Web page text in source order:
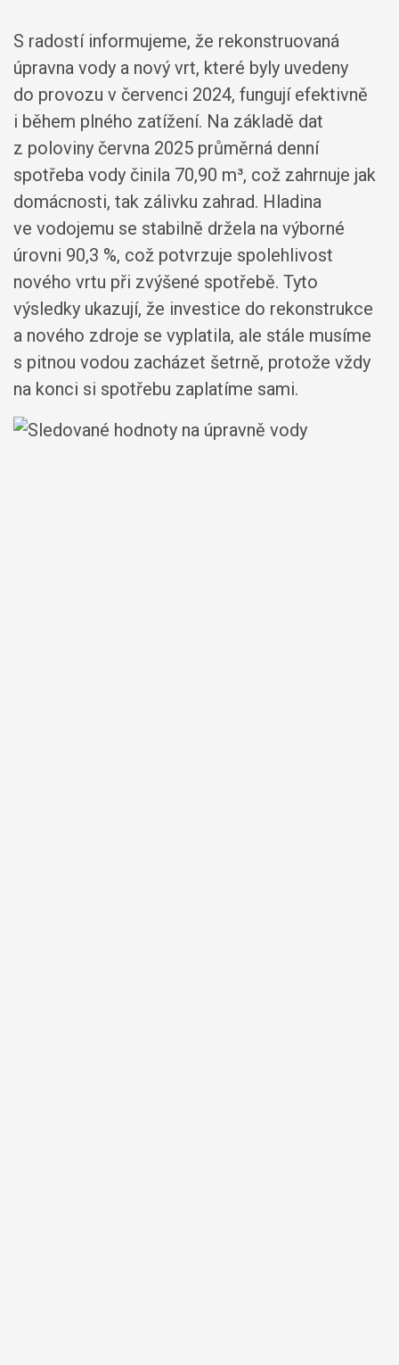
S radostí informujeme, že rekonstruovaná
úpravna vody a nový vrt, které byly uvedeny
do provozu v červenci 2024, fungují efektivně
i během plného zatížení. Na základě dat
z poloviny června 2025 průměrná denní
spotřeba vody činila 70,90 m³, což zahrnuje jak
domácnosti, tak zálivku zahrad. Hladina
ve vodojemu se stabilně držela na výborné
úrovni 90,3 %, což potvrzuje spolehlivost
nového vrtu při zvýšené spotřebě. Tyto
výsledky ukazují, že investice do rekonstrukce
a nového zdroje se vyplatila, ale stále musíme
s pitnou vodou zacházet šetrně, protože vždy
na konci si spotřebu zaplatíme sami.